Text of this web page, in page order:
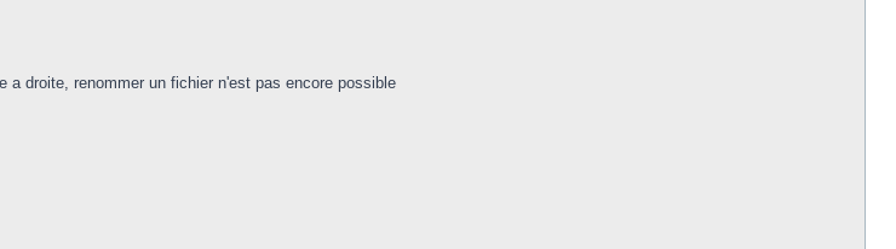
a droite, renommer un fichier n'est pas encore possible